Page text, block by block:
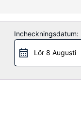
och
Incheckningsdatum:
Lör 8 Augusti